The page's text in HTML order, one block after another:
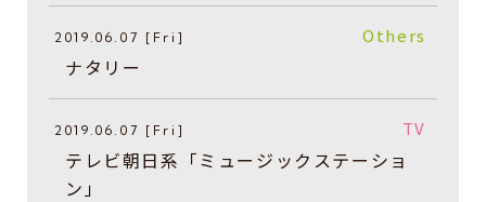
2019.06.07 [Fri] Others
​ナタリー
2019.06.07 [Fri] TV
​テレビ朝日系「ミュージックステーショ
ン」